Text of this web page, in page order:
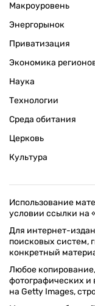
Макроуровень
Энергорынок
Приватизация
Экономика
Наука
Технологии
Среда обитания
Церковь
Культура
Использование
условии ссылки на
Для интернет-
поисковых систем,
конкретный
Любое
фотографических
на Getty Images,